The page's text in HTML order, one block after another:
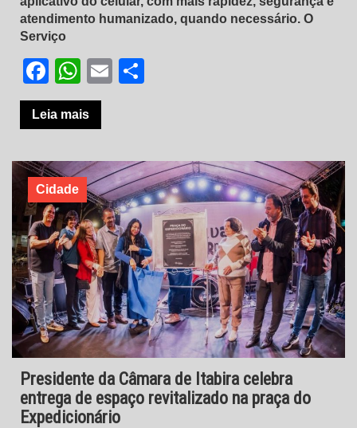
atendimento humanizado, quando necessário. O
Serviço
Facebook
WhatsApp
Email
Leia mais
Cidade
Presidente da Câmara de Itabira celebra
entrega de espaço revitalizado na praça do
Expedicionário